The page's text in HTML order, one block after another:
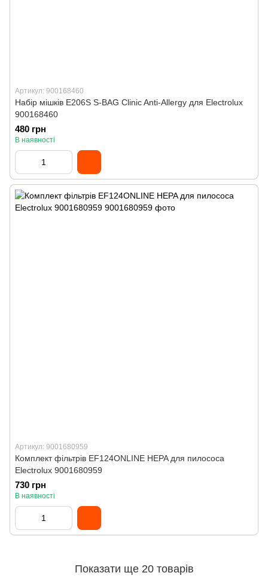
Артикул: 900168460
Набір мішків E206S S-BAG Clinic Anti-Allergy для Electrolux
900168460
480 грн
В наявності
Артикул: 9001680959
Комплект фільтрів EF124ONLINE HEPA для пилососа
Electrolux 9001680959
730 грн
В наявності
Показати ще 20 товарів